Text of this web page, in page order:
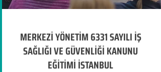
MERKEZİ YÖNETİM 6331 SAYILI İŞ
SAĞLIĞI VE GÜVENLİĞİ KANUNU
EĞİTİMİ İSTANBUL